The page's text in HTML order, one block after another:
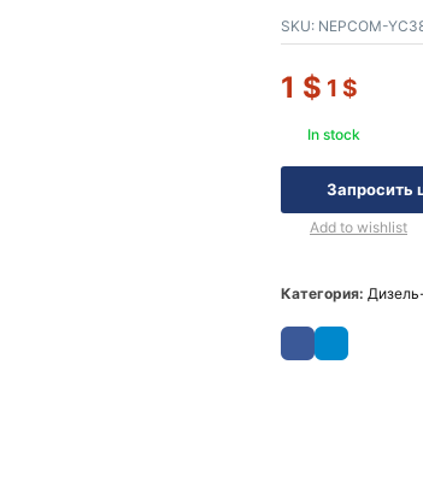
SKU: NEPCOM-
1 $ 1 $
In stock
Запросить
Add to wishlist
Категория: